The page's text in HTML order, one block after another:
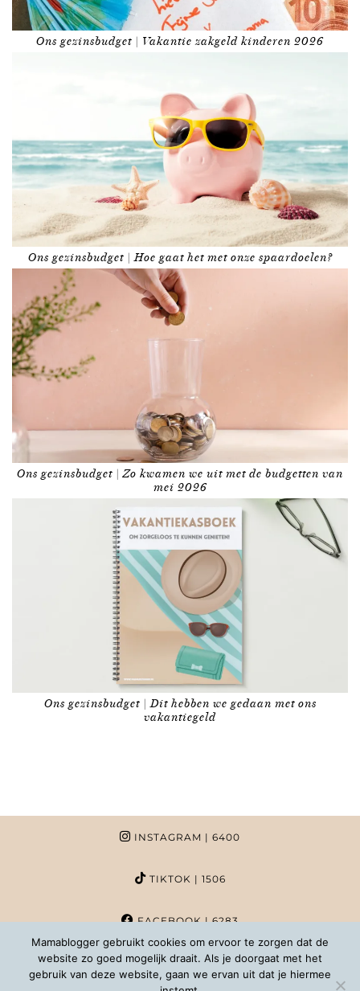
Ons gezinsbudget | Vakantie zakgeld kinderen 2026
Ons gezinsbudget | Hoe gaat het met onze spaardoelen?
Ons gezinsbudget | Zo kwamen we uit met de budgetten van
mei 2026
Ons gezinsbudget | Dit hebben we gedaan met ons
vakantiegeld
INSTAGRAM | 6400
TIKTOK | 1506
FACEBOOK| 6283
PINTEREST | 1020
Mamablogger gebruikt cookies om ervoor te zorgen dat de
website zo goed mogelijk draait. Als je doorgaat met het
gebruik van deze website, gaan we ervan uit dat je hiermee